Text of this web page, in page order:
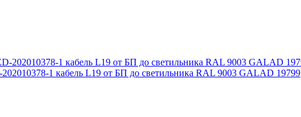
1 кабель L19 от БП до светильника RAL 9003 GALAD 19799